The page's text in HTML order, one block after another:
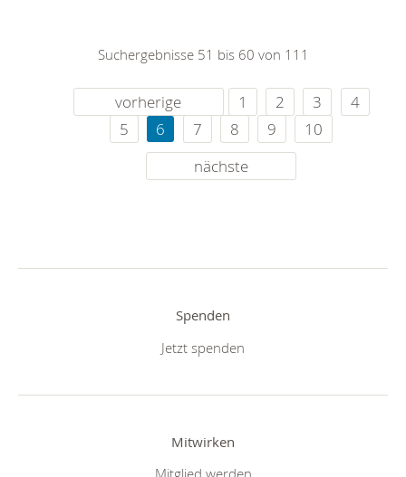
Suchergebnisse 51 bis 60 von 111
vorherige 1 2 3
4
5
6 7 8 9
10
nächste
Spenden
Jetzt spenden
Mitwirken